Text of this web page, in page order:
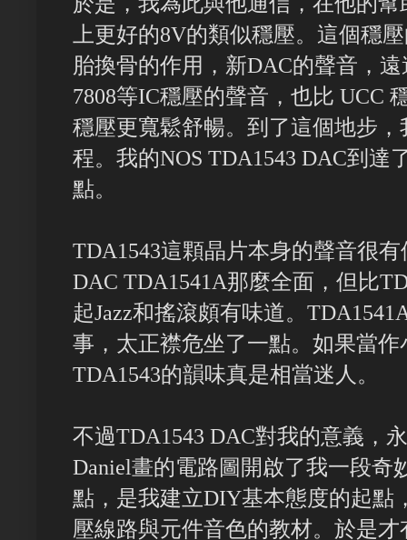
上更好的8V的類似穩壓。這個穩
胎換骨的作用，新DAC的聲音，
7808等IC穩壓的聲音，也比 UCC
穩壓更寬鬆舒暢。到了這個地步
程。我的NOS TDA1543 DAC到達
點。
TDA1543這顆晶片本身的聲音很
DAC TDA1541A那麼全面，但比
起Jazz和搖滾頗有味道。
事，太正襟危坐了一點。如果當
TDA1543的韻味真是相當迷人。
不過TDA1543 DAC對我的意義，
Daniel畫的電路圖開啟了我一段奇
點，是我建立DIY基本態度的起點
壓線路與元件音色的教材。於是